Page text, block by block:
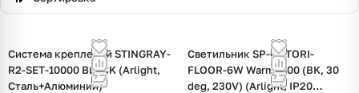
Система креплений STINGRAY-
R2-SET-10000 BLACK (Arlight,
Сталь+Алюминий)
Светильник SP-OTTORI-
FLOOR-6W Warm3000 (BK, 30
deg, 230V) (Arlight, IP20